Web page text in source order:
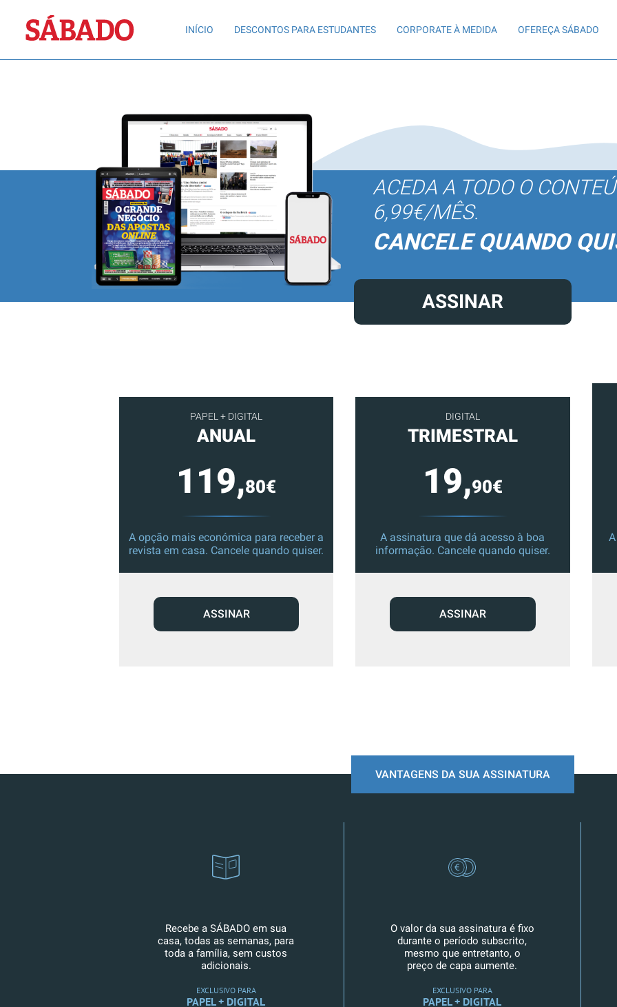
Sábado
INÍCIO DESCONTOS PARA ESTUDANTES CORPORATE À MEDIDA OFEREÇA SÁBADO
ACEDA A TODO O
6,99€/MÊS.
CANCELE QUANDO
ASSINAR
PAPEL + DIGITAL
ANUAL
119,80€
A opção mais económica para receber a
revista em casa. Cancele quando quiser.
ASSINAR
DIGITAL
TRIMESTRAL
19,90€
A assinatura que dá acesso à boa
informação. Cancele quando quiser.
ASSINAR
VANTAGENS DA SUA ASSINATURA
Recebe a SÁBADO em sua
casa, todas as semanas, para
toda a família, sem custos
adicionais.
EXCLUSIVO PARA
PAPEL + DIGITAL
O valor da sua assinatura é fixo
durante o período subscrito,
mesmo que entretanto, o
preço de capa aumente.
EXCLUSIVO PARA
PAPEL + DIGITAL